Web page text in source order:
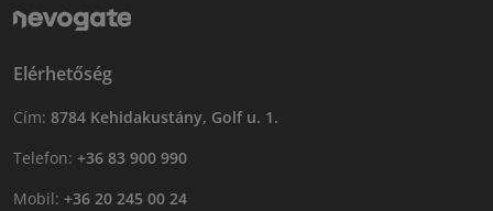
Elérhetőség
Cím: 8784 Kehidakustány, Golf u. 1.
Telefon: +36 83 900 990
Mobil: +36 20 245 00 24